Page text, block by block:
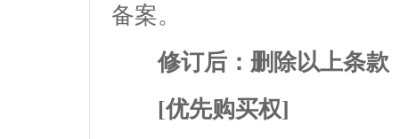
备案。
修订后：删除以上条款
[优先购买权]